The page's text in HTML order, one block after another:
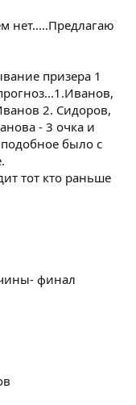
нет.....Предлагаю
призера 1
2. Сидоров,
- 3 очка и
было с
тот кто раньше
финал